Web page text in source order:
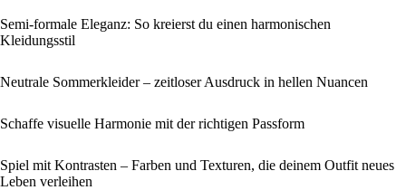
Semi-formale Eleganz: So kreierst du einen harmonischen
Kleidungsstil
Neutrale Sommerkleider – zeitloser Ausdruck in hellen Nuancen
Schaffe visuelle Harmonie mit der richtigen Passform
Spiel mit Kontrasten – Farben und Texturen, die deinem Outfit neues
Leben verleihen